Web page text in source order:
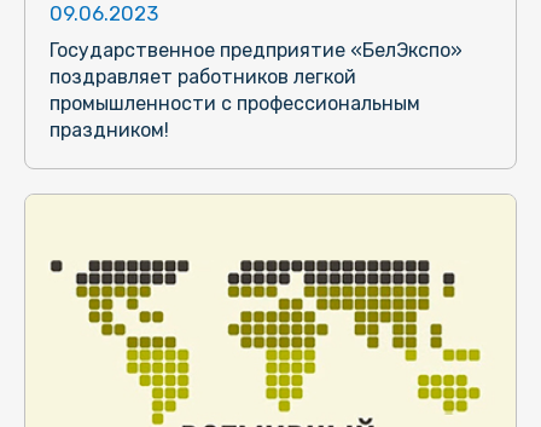
09.06.2023
Государственное предприятие «БелЭкспо»
поздравляет работников легкой
промышленности с профессиональным
праздником!